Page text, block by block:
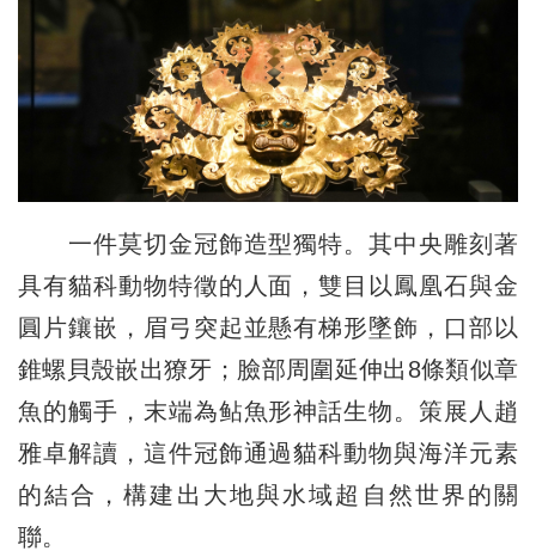
一件莫切金冠飾造型獨特。其中央雕刻著
具有貓科動物特徵的人面，雙目以鳳凰石與金
圓片鑲嵌，眉弓突起並懸有梯形墜飾，口部以
錐螺貝殼嵌出獠牙；臉部周圍延伸出8條類似章
魚的觸手，末端為鲇魚形神話生物。策展人趙
雅卓解讀，這件冠飾通過貓科動物與海洋元素
的結合，構建出大地與水域超自然世界的關
聯。